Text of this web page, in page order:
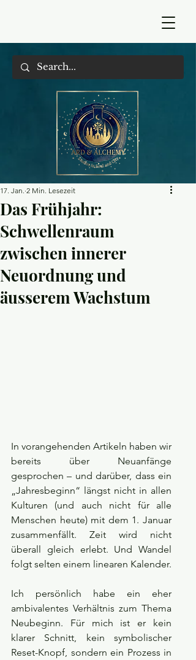
Das Frühjahr:
Schwellenraum
zwischen innerer
Neuordnung und
äusserem Wachstum
17. Jan. 2 Min. Lesezeit
In vorangehenden Artikeln haben wir
bereits über Neuanfänge
gesprochen – und darüber, dass ein
„Jahresbeginn“ längst nicht in allen
Kulturen (und auch nicht für alle
Menschen heute) mit dem 1. Januar
zusammenfällt. Zeit wird nicht
überall gleich erlebt. Und Wandel
folgt selten einem linearen Kalender.
Ich persönlich habe ein eher
ambivalentes Verhältnis zum Thema
Neubeginn. Für mich ist er kein
klarer Schnitt, kein symbolischer
Reset-Knopf, sondern ein Prozess in